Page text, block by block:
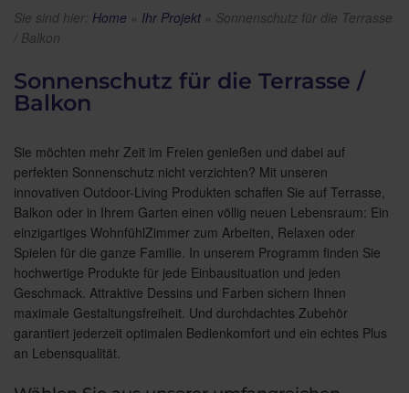
Sie sind hier: Home » Ihr Projekt » Sonnenschutz für die Terrasse
/ Balkon
Sonnenschutz für die Terrasse /
Balkon
Sie möchten mehr Zeit im Freien genießen und dabei auf
perfekten Sonnenschutz nicht verzichten? Mit unseren
innovativen Outdoor-Living Produkten schaffen Sie auf Terrasse,
Balkon oder in Ihrem Garten einen völlig neuen Lebensraum: Ein
einzigartiges WohnfühlZimmer zum Arbeiten, Relaxen oder
Spielen für die ganze Familie. In unserem Programm finden Sie
hochwertige Produkte für jede Einbausituation und jeden
Geschmack. Attraktive Dessins und Farben sichern Ihnen
maximale Gestaltungsfreiheit. Und durchdachtes Zubehör
garantiert jederzeit optimalen Bedienkomfort und ein echtes Plus
an Lebensqualität.